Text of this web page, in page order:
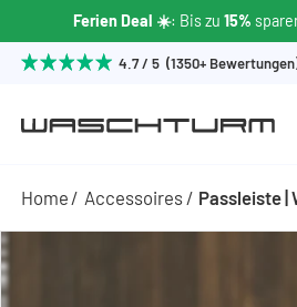
Ferien Deal ☀️: Bis zu 15%
4.7 / 5 (1350+
Home Accessoires Passleiste |